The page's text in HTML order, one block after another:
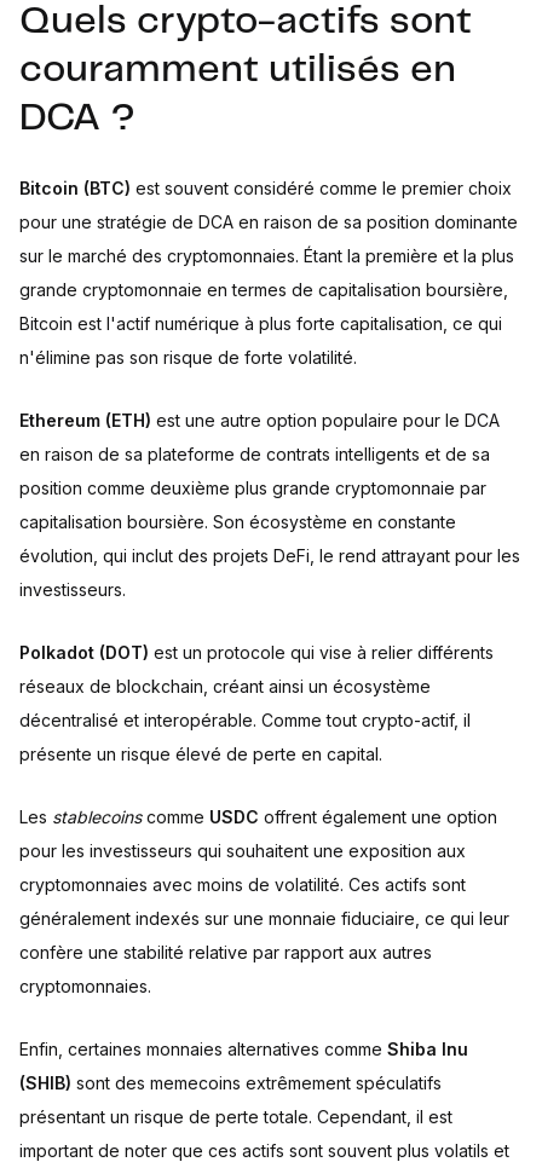
Quels crypto-actifs sont
couramment utilisés en
DCA ?
Bitcoin (BTC) est souvent considéré comme le premier choix
pour une stratégie de DCA en raison de sa position dominante
sur le marché des cryptomonnaies. Étant la première et la plus
grande cryptomonnaie en termes de capitalisation boursière,
Bitcoin est l'actif numérique à plus forte capitalisation, ce qui
n'élimine pas son risque de forte volatilité.
Ethereum (ETH) est une autre option populaire pour le DCA
en raison de sa plateforme de contrats intelligents et de sa
position comme deuxième plus grande cryptomonnaie par
capitalisation boursière. Son écosystème en constante
évolution, qui inclut des projets DeFi, le rend attrayant pour les
investisseurs.
Polkadot (DOT) est un protocole qui vise à relier différents
réseaux de blockchain, créant ainsi un écosystème
décentralisé et interopérable. Comme tout crypto-actif, il
présente un risque élevé de perte en capital.
Les stablecoinscomme USDC offrent également une option
pour les investisseurs qui souhaitent une exposition aux
cryptomonnaies avec moins de volatilité. Ces actifs sont
généralement indexés sur une monnaie fiduciaire, ce qui leur
confère une stabilité relative par rapport aux autres
cryptomonnaies.
Enfin, certaines monnaies alternatives comme Shiba Inu
(SHIB) sont des memecoins extrêmement spéculatifs
présentant un risque de perte totale. Cependant, il est
important de noter que ces actifs sont souvent plus volatils et